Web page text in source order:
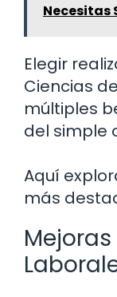
Necesitas
Elegir
Ciencias
múltiples
del simple
Aquí
más